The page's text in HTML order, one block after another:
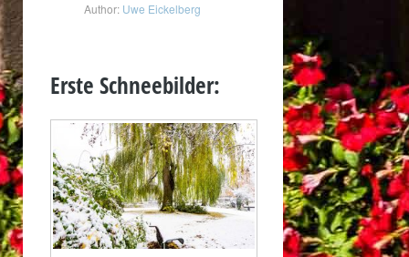
Author: Uwe Eickelberg
Erste Schneebilder: